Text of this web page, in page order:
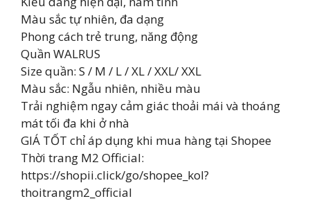
Màu sắc tự nhiên, đa dạng
Phong cách trẻ trung, năng động
Quần WALRUS
Size quần: S / M / L / XL / XXL/ XXL
Màu sắc: Ngẫu nhiên, nhiều màu
Trải nghiệm ngay cảm giác thoải mái và thoáng
mát tối đa khi ở nhà
GIÁ TỐT chỉ áp dụng khi mua hàng tại Shopee
Thời trang M2 Official:
https://shopii.click/go/shopee_kol?
thoitrangm2_official